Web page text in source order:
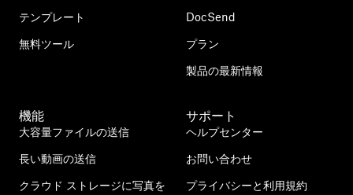
テンプレート
無料ツール
DocSend
プラン
製品の最新情報
機能
大容量ファイルの送信
長い動画の送信
クラウド ストレージに写真を
サポート
ヘルプセンター
お問い合わせ
プライバシーと利用規約